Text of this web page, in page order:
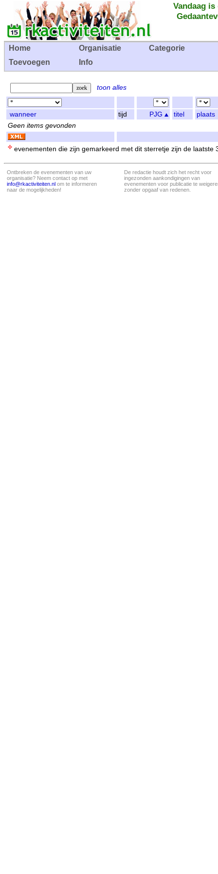
Vandaag
Home Organisatie
Categorie
Toevoegen
Info
toon alles
wanneer tijd PJG titel
plaats
Geen items gevonden
evenementen die zijn gemarkeerd met dit sterretje zijn de laatste
Ontbreken de evenementen van uw
organisatie? Neem contact op met
info@rkactiviteiten.nl om te informeren
naar de mogelijkheden!
De redactie houdt zich het recht voor
ingezonden aankondigingen van
evenementen voor publicatie te
zonder opgaaf van redenen.